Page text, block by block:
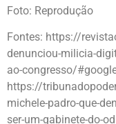
Foto: Reprodução
Fontes: https://
denunciou-milicia-
ao-congresso/
https://
michele-padro-que-
ser-um-gabinete-do-